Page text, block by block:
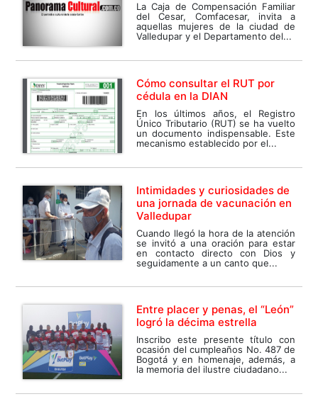
La Caja de Compensación Familiar
del Cesar, Comfacesar, invita a
aquellas mujeres de la ciudad de
Valledupar y el Departamento del...
Cómo consultar el RUT por
cédula en la DIAN
En los últimos años, el Registro
Único Tributario (RUT) se ha vuelto
un documento indispensable. Este
mecanismo establecido por el...
Intimidades y curiosidades de
una jornada de vacunación en
Valledupar
Cuando llegó la hora de la atención
se invitó a una oración para estar
en contacto directo con Dios y
seguidamente a un canto que...
Entre placer y penas, el “León”
logró la décima estrella
Inscribo este presente título con
ocasión del cumpleaños No. 487 de
Bogotá y en homenaje, además, a
la memoria del ilustre ciudadano...